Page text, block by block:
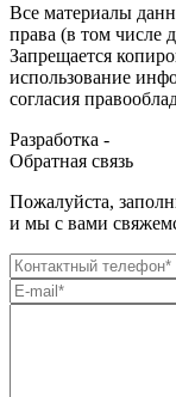
Все материалы
права (в том числе
Запрещается
использование
согласия
Разработка -
Обратная связь
Пожалуйста,
и мы с вами